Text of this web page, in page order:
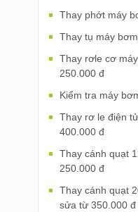
Thay phớt máy
Thay tụ máy
Thay rơle cơ
250.000 đ
Kiểm tra máy
Thay rơ le điện
400.000 đ
Thay cánh quạt
250.000 đ
Thay cánh
sửa từ 350.000 đ